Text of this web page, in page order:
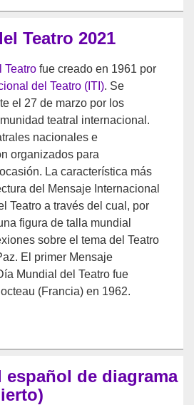
Teatro 2021
Teatro fue creado en 1961 por
del Teatro (ITI). Se
el 27 de marzo por los
teatral internacional.
nacionales e
organizados para
La característica más
del Mensaje Internacional
Teatro a través del cual, por
figura de talla mundial
sobre el tema del Teatro
El primer Mensaje
Mundial del Teatro fue
(Francia) en 1962.
español de diagrama